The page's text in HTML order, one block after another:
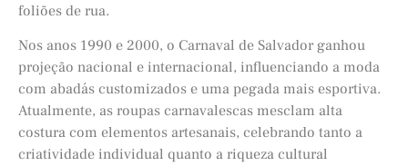
foliões de rua.
Nos anos 1990 e 2000, o Carnaval de Salvador ganhou
projeção nacional e internacional, influenciando a moda
com abadás customizados e uma pegada mais esportiva.
Atualmente, as roupas carnavalescas mesclam alta
costura com elementos artesanais, celebrando tanto a
criatividade individual quanto a riqueza cultural